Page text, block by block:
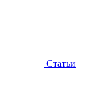
Статьи